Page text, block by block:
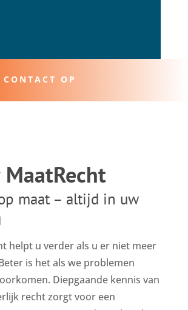
CONTACT OP
MaatRecht
maat – altijd in uw
helpt u verder als u er niet meer
is het als we problemen
Diepgaande kennis van
recht zorgt voor een